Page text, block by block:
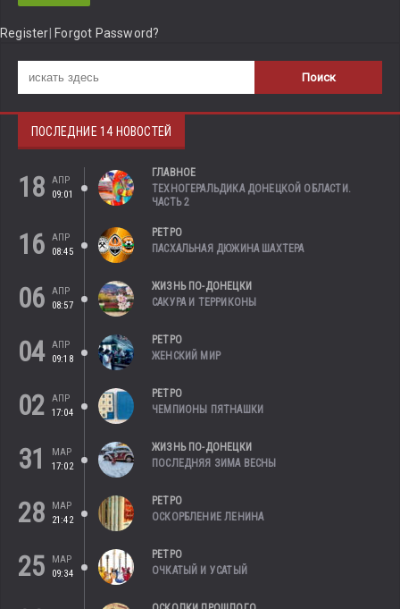
Register Forgot Password?
ПОСЛЕДНИЕ 14 НОВОСТЕЙ
18
АПР
09:01
ГЛАВНОЕ
ТЕХНОГЕРАЛЬДИКА ДОНЕЦКОЙ ОБЛАСТИ.
ЧАСТЬ 2
16
АПР
08:45
РЕТРО
ПАСХАЛЬНАЯ ДЮЖИНА ШАХТЕРА
06
АПР
08:57
ЖИЗНЬ ПО-ДОНЕЦКИ
САКУРА И ТЕРРИКОНЫ
04 АПР
09:18
РЕТРО
ЖЕНСКИЙ МИР
02
АПР
17:04
РЕТРО
ЧЕМПИОНЫ ПЯТНАШКИ
31
МАР
17:02
ЖИЗНЬ ПО-ДОНЕЦКИ
ПОСЛЕДНЯЯ ЗИМА ВЕСНЫ
28
МАР
21:42
РЕТРО
ОСКОРБЛЕНИЕ ЛЕНИНА
25
МАР
09:34
РЕТРО
ОЧКАТЫЙ И УСАТЫЙ